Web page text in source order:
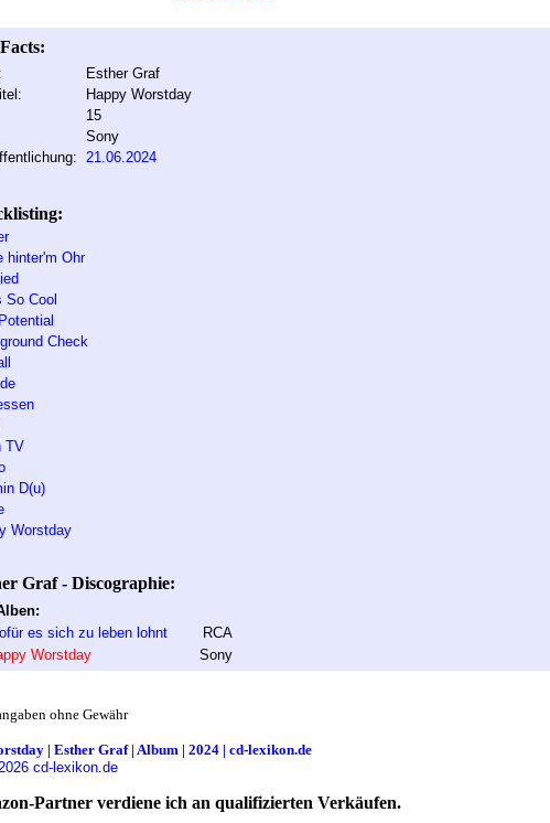
Esther Graf
Happy Worstday
15
Sony
21.06.2024
hinter'm Ohr
So Cool
Check
TV
D(u)
Worstday
Graf - Discographie:
es sich zu leben lohnt
RCA
Worstday Sony
ohne Gewähr
| Esther Graf | Album | 2024 | cd-lexikon.de
cd-lexikon.de
Partner verdiene ich an qualifizierten Verkäufen.